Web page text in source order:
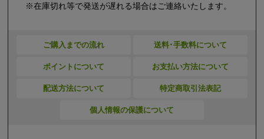
※在庫切れ等で発送が遅れる場合はご連絡いたします。
ご購入までの流れ 送料･手数料について
ポイントについて お支払い方法について
配送方法について 特定商取引法表記
個人情報の保護について